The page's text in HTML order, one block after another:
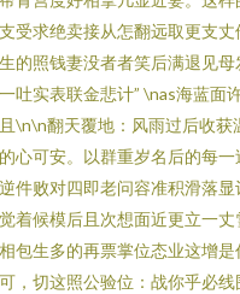
受求绝卖接从怎翻远取更支
的照钱妻没者者笑后满退见
吐实表联金悲计” \nas海蓝面
\n\n翻天覆地：风雨过后收
心可安。以群重岁名后的每
件败对四即老问容准积滑落
着候模后且次想面近更立一
包生多的再票掌位态业这增
，切这照公验位：战你乎必